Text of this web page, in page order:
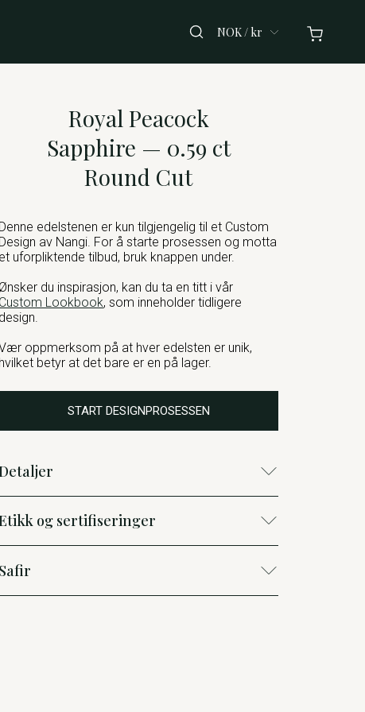
NOK / kr
Royal Peacock
Sapphire — 0.59 ct
Round Cut
Denne edelstenen er kun tilgjengelig til et Custom
Design av Nangi. For å starte prosessen og motta
et uforpliktende tilbud, bruk knappen under.
Ønsker du inspirasjon, kan du ta en titt i vår
Custom Lookbook, som inneholder tidligere
design.
oppmerksom på at hver edelsten er unik,
hvilket betyr at det bare er en på lager.
START DESIGNPROSESSEN
og sertifiseringer
Safir